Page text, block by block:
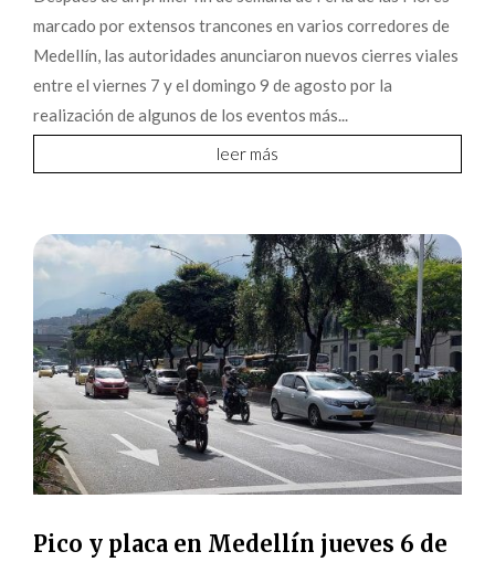
marcado por extensos trancones en varios corredores de
Medellín, las autoridades anunciaron nuevos cierres viales
entre el viernes 7 y el domingo 9 de agosto por la
realización de algunos de los eventos más...
leer más
Pico y placa en Medellín jueves 6 de